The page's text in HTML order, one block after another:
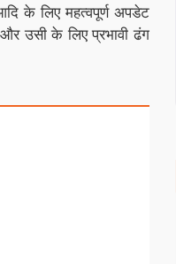
के लिए महत्वपूर्ण अपडेट
उसी के लिए प्रभावी ढंग